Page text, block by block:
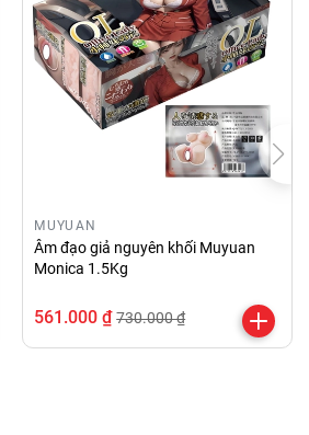
MUYUAN
Âm đạo giả nguyên khối Muyuan
Monica 1.5Kg
561.000 ₫ 730.000 ₫